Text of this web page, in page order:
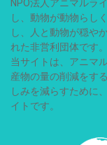
NPO法人アニマルラ
し、動物が動物らし
し、人と動物が穏や
れた非営利団体です。
当サイトは、アニマ
産物の量の削減をす
しみを減らすために
イトです。